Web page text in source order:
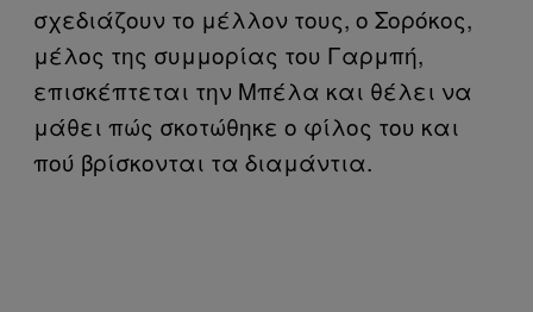
σχεδιάζουν το μέλλον τους, ο Σορόκος,
μέλος της συμμορίας του Γαρμπή,
επισκέπτεται την Μπέλα και θέλει να
μάθει πώς σκοτώθηκε ο φίλος του και
πού βρίσκονται τα διαμάντια.